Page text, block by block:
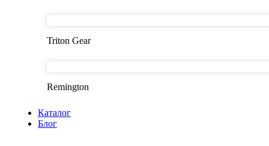
Triton Gear
Remington
Каталог
Блог